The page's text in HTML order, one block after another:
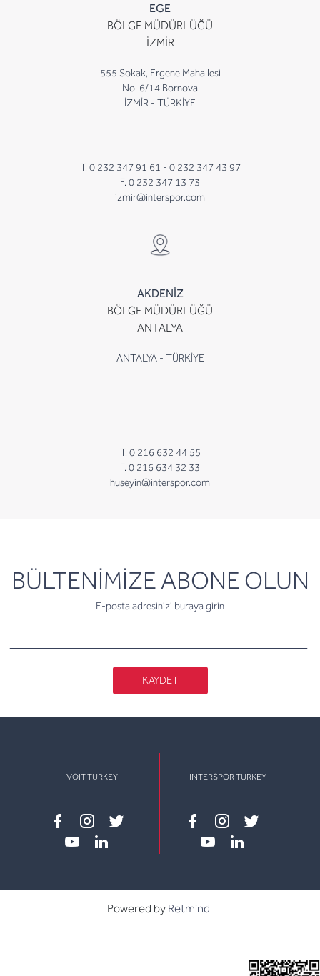
EGE
BÖLGE MÜDÜRLÜĞÜ
İZMİR
555 Sokak, Ergene Mahallesi
No. 6/14 Bornova
İZMİR - TÜRKİYE
T. 0 232 347 91 61 - 0 232 347 43 97
F. 0 232 347 13 73
izmir@interspor.com
AKDENİZ
BÖLGE MÜDÜRLÜĞÜ
ANTALYA
ANTALYA - TÜRKİYE
T. 0 216 632 44 55
F. 0 216 634 32 33
huseyin@interspor.com
BÜLTENİMİZE ABONE OLUN
E-posta adresinizi buraya girin
newsletter
KAYDET
VOIT TURKEY
Facebook
instagram
twitter
INTERSPOR TURKEY
Facebook
instagram
twitter
Powered by Retmind